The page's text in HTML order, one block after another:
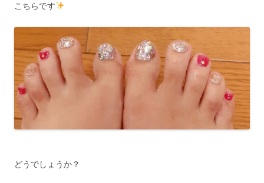
こちらです
どうでしょうか？